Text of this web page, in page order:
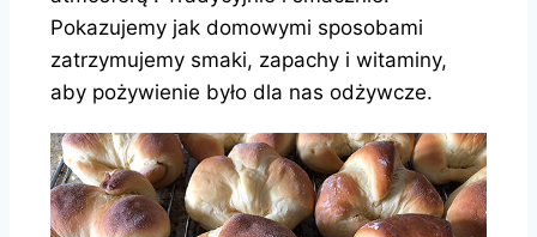
Pokazujemy jak domowymi sposobami
zatrzymujemy smaki, zapachy i witaminy,
aby pożywienie było dla nas odżywcze.